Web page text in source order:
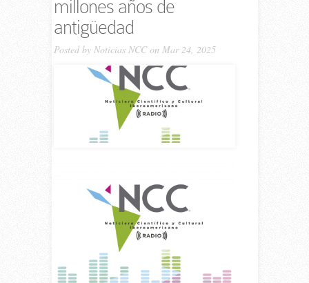
millones años de
antigüedad
Posted by Noticias NCCon Mar 24, 2025